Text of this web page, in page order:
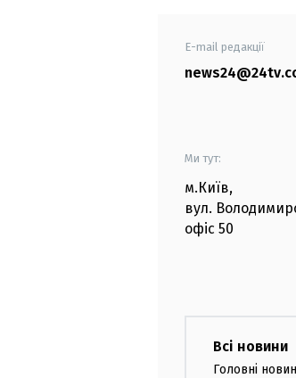
E-mail редакції
Ми тут:
м.Київ,
вул.
офіс 50
Всі новини
Головні